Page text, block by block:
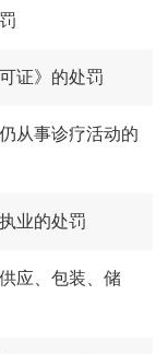
证》的处罚
从事诊疗活动的
业的处罚
应、包装、储